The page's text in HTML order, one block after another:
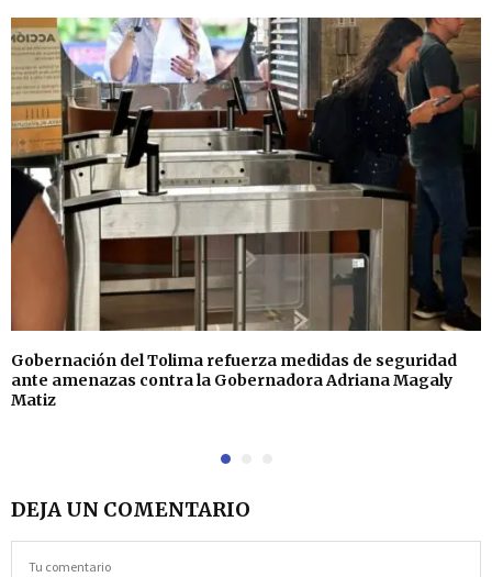
Gobernación del Tolima refuerza medidas de seguridad
ante amenazas contra la Gobernadora Adriana Magaly
Matiz
DEJA UN COMENTARIO